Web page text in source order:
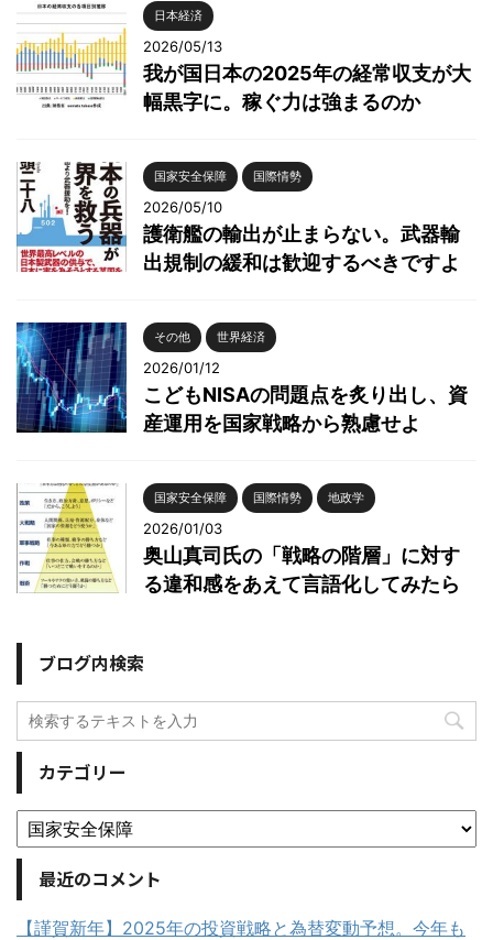
日本経済
2026/05/13
我が国日本の2025年の経常収支が大
幅黒字に。稼ぐ力は強まるのか
国家安全保障 国際情勢
2026/05/10
護衛艦の輸出が止まらない。武器輸
出規制の緩和は歓迎するべきですよ
その他 世界経済
2026/01/12
こどもNISAの問題点を炙り出し、資
産運用を国家戦略から熟慮せよ
国家安全保障 国際情勢 地政学
2026/01/03
奥山真司氏の「戦略の階層」に対す
る違和感をあえて言語化してみたら
ブログ内検索
カテゴリー
最近のコメント
【謹賀新年】2025年の投資戦略と為替変動予想。今年も